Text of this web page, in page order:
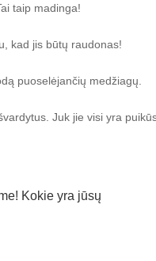
taip madinga!
kad jis būtų raudonas!
puoselėjančių medžiagų.
Juk jie visi yra
Kokie yra jūsų